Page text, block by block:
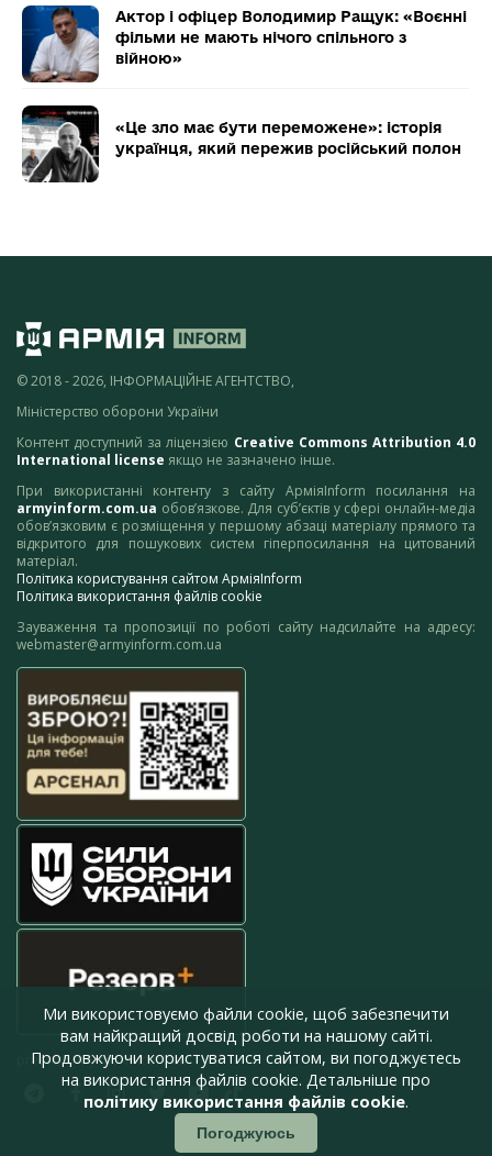
Актор і офіцер Володимир Ращук: «Воєнні
фільми не мають нічого спільного з
війною»
«Це зло має бути переможене»: історія
українця, який пережив російський полон
© 2018 - 2026, ІНФОРМАЦІЙНЕ АГЕНТСТВО,
Міністерство оборони України
Контент доступний за ліцензією Creative Commons Attribution 4.0
International license якщо не зазначено інше.
При використанні контенту з сайту АрміяInform посилання на
armyinform.com.ua обов’язкове. Для суб’єктів у сфері онлайн-медіа
обов’язковим є розміщення у першому абзаці матеріалу прямого та
відкритого для пошукових систем гіперпосилання на цитований
матеріал.
Політика користування сайтом АрміяInform
Політика використання файлів cookie
Зауваження та пропозиції по роботі сайту надсилайте на адресу:
webmaster@armyinform.com.ua
press@armyinform.com.ua
Ми використовуємо файли cookie, щоб забезпечити
вам найкращий досвід роботи на нашому сайті.
Продовжуючи користуватися сайтом, ви погоджуєтесь
на використання файлів cookie. Детальніше про
політику використання файлів cookie.
Погоджуюсь